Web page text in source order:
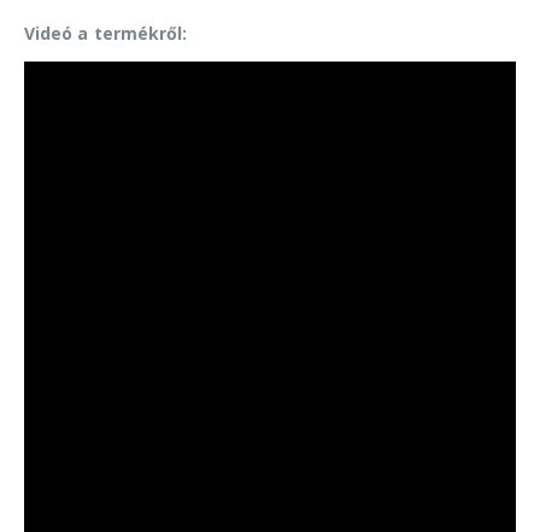
Videó a termékről: